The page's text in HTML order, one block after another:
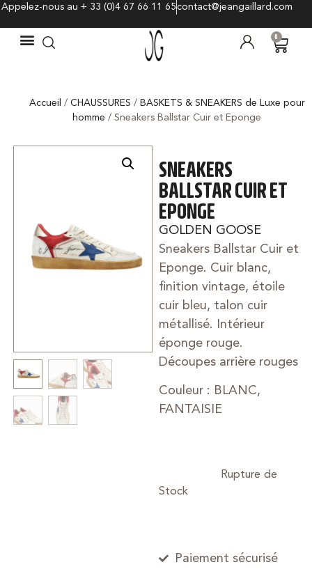
Appelez-nous au + 33 (0)4 67 66 11 65contact@jeangaillard.com
0
Accueil / CHAUSSURES / BASKETS & SNEAKERS de Luxe pour
homme / Sneakers Ballstar Cuir et Eponge
SNEAKERS
BALLSTAR CUIR ET
EPONGE
GOLDEN GOOSE
Sneakers Ballstar Cuir et
Eponge. Cuir blanc,
finition vintage, étoile
cuir bleu, talon cuir
métallisé. Intérieur
éponge rouge.
Découpes arrière rouges
Couleur : BLANC,
FANTAISIE
Paiement sécurisé